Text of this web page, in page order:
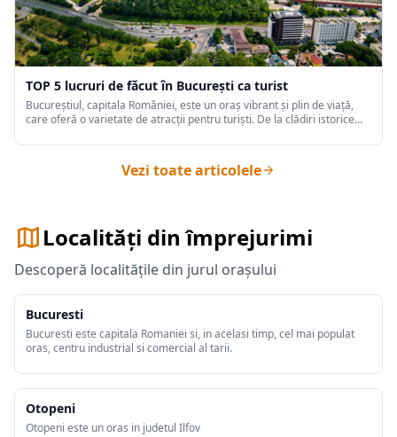
TOP 5 lucruri de făcut în București ca turist
Bucureștiul, capitala României, este un oraș vibrant și plin de viață,
care oferă o varietate de atracții pentru turiști. De la clădiri istorice
Bucureștiul are ceva pentru toată lumea.
Vezi toate articolele
Localități din împrejurimi
Descoperă localitățile din jurul orașului
Bucuresti
Bucuresti este capitala Romaniei si, in acelasi timp, cel mai populat
oras, centru industrial si comercial al tarii.
Otopeni
Otopeni este un oras in judetul Ilfov